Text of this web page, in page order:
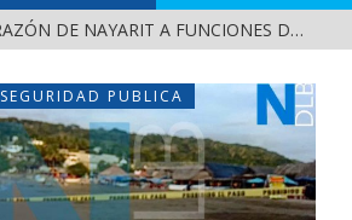
INVITA EL CORAZÓN DE NAYARIT A FUNCIONES DE CINE GRATUITAS EN LA CONCHA ACÚSTICA
SEGURIDAD PUBLICA